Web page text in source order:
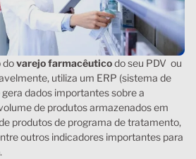
dovarejo farmacêuticodo seu PDV ou
utiliza um ERP (sistema de
dados importantes sobre a
de produtos armazenados em
produtos de programa de tratamento,
outros indicadores importantes para